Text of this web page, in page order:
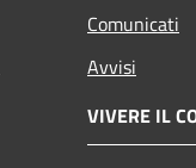
Comunicati
Avvisi
VIVERE IL